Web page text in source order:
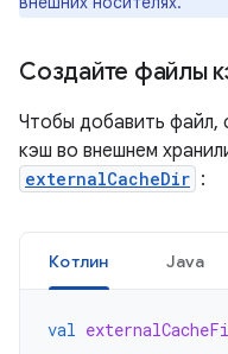
Создайте файлы
Чтобы добавить файл,
кэш во внешнем
externalCacheDir :
Котлин Java
val